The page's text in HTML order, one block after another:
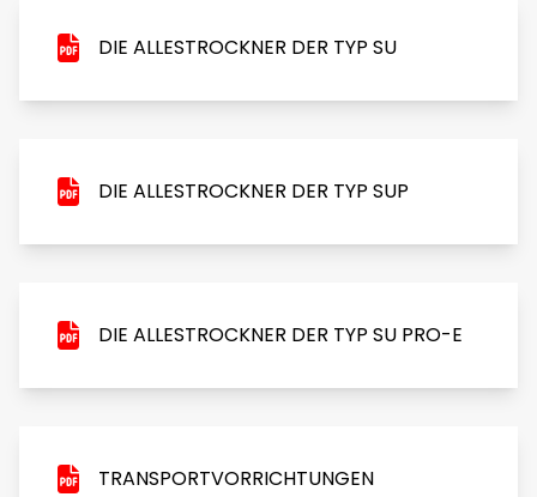
DIE ALLESTROCKNER DER TYP SU
DIE ALLESTROCKNER DER TYP SUP
DIE ALLESTROCKNER DER TYP SU PRO-E
TRANSPORTVORRICHTUNGEN